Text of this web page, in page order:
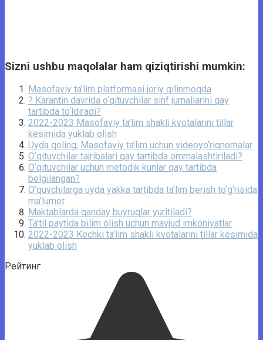
Sizni ushbu maqolalar ham qiziqtirishi mumkin:
Masofaviy taʼlim platformasi joriy qilinmoqda
? Karantin davrida o‘qituvchilar sinf jurnallarini qay
tartibda to‘ldiradi?
2022-2023 Masofaviy ta’lim shakli kvotalarini tillar
kesimida yuklab olish
Uyda qoling, Masofaviy ta’lim uchun videoyo‘riqnomalar
O‘qituvchilar tajribalari qay tartibda ommalashtiriladi?
O‘qituvchilar uchun metodik kunlar qay tartibda
belgilangan?
O‘quvchilarga uyda yakka tartibda ta’lim berish to‘g‘risida
ma’lumot
Maktablarda qanday buyruqlar yuritiladi?
Ta’til paytida bilim olish uchun mavjud imkoniyatlar
2022-2023 Kechki ta’lim shakli kvotalarini tillar kesimida
yuklab olish
Рейтинг